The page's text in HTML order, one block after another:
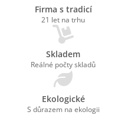
Firma s tradicí
21 let na trhu
Skladem
Reálné počty skladů
Ekologické
S důrazem na ekologii